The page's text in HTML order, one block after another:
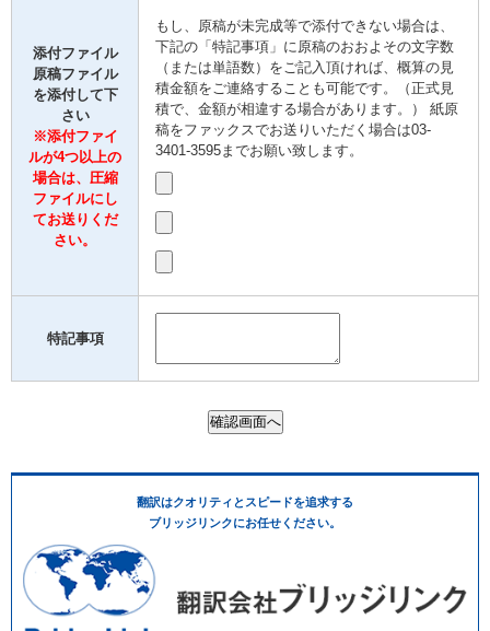
添付ファイル
原稿ファイル
を添付して下
さい
※添付ファイ
ルが4つ以上の
場合は、圧縮
ファイルにし
てお送りくだ
さい。
もし、原稿が未完成等で添付できない場合は、
下記の「特記事項」に原稿のおおよその文字数
（または単語数）をご記入頂ければ、概算の見
積金額をご連絡することも可能です。（正式見
積で、金額が相違する場合があります。） 紙原
稿をファックスでお送りいただく場合は03-
3401-3595までお願い致します。
特記事項
翻訳はクオリティとスピードを追求する
ブリッジリンクにお任せください。